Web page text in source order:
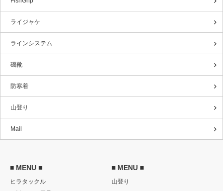
ライジャケ
ラインシステム
磯靴
防寒着
山登り
Mail
■ MENU ■
ヒラタックル
■ MENU ■
山登り